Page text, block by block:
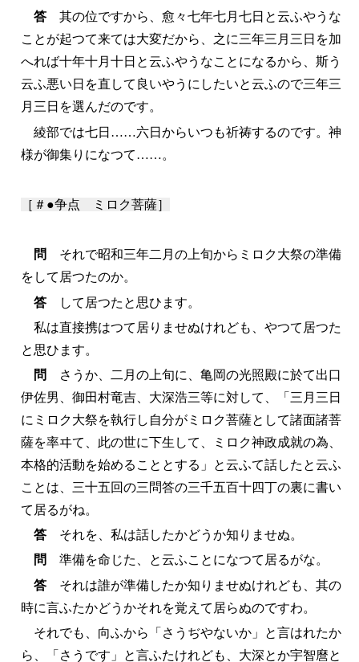
答其の位ですから、愈々七年七月七日と云ふやうな
ことが起つて来ては大変だから、之に三年三月三日を加
へれば十年十月十日と云ふやうなことになるから、斯う
云ふ悪い日を直して良いやうにしたいと云ふので三年三
月三日を選んだのです。
綾部では七日……六日からいつも祈祷するのです。神
様が御集りになつて……。
［＃●争点 ミロク菩薩］
問 それで昭和三年二月の上旬からミロク大祭の準備
をして居つたのか。
答して居つたと思ひます。
私は直接携はつて居りませぬけれども、やつて居つた
と思ひます。
問 さうか、二月の上旬に、亀岡の光照殿に於て出口
伊佐男、御田村竜吉、大深浩三等に対して、「三月三日
にミロク大祭を執行し自分がミロク菩薩として諸面諸菩
薩を率ヰて、此の世に下生して、ミロク神政成就の為、
本格的活動を始めることとする」と云ふて話したと云ふ
ことは、三十五回の三問答の三千五百十四丁の裏に書い
て居るがね。
答それを、私は話したかどうか知りませぬ。
問 準備を命じた、と云ふことになつて居るがな。
答それは誰が準備したか知りませぬけれども、其の
時に言ふたかどうかそれを覚えて居らぬのですわ。
それでも、向ふから「さうぢやないか」と言はれたか
ら、「さうです」と言ふたけれども、大深とか宇智麿と